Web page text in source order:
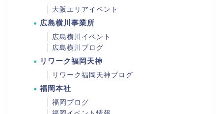
大阪エリアイベント
広島横川事業所
広島横川イベント
広島横川ブログ
リワーク福岡天神
リワーク福岡天神ブログ
福岡本社
福岡ブログ